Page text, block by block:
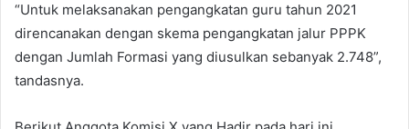
“Untuk melaksanakan pengangkatan guru tahun 2021
direncanakan dengan skema pengangkatan jalur PPPK
dengan Jumlah Formasi yang diusulkan sebanyak 2.748”,
tandasnya.